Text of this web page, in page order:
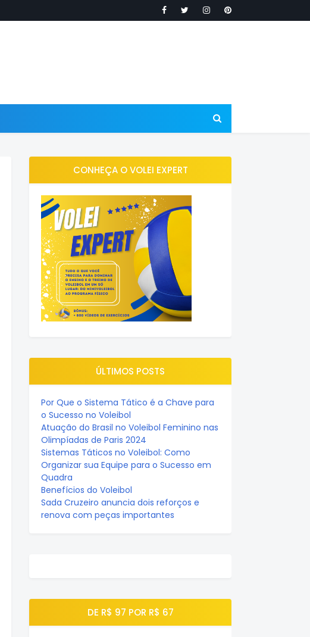
CONHEÇA O VOLEI EXPERT
ÚLTIMOS POSTS
Por Que o Sistema Tático é a Chave para
o Sucesso no Voleibol
Atuação do Brasil no Voleibol Feminino nas
Olimpíadas de Paris 2024
Sistemas Táticos no Voleibol: Como
Organizar sua Equipe para o Sucesso em
Quadra
Benefícios do Voleibol
Sada Cruzeiro anuncia dois reforços e
renova com peças importantes
DE R$ 97 POR R$ 67